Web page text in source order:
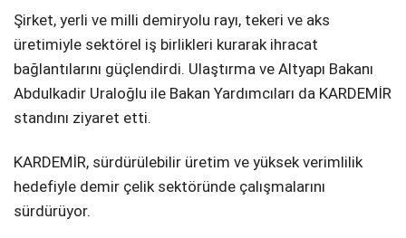
Şirket, yerli ve milli demiryolu rayı, tekeri ve aks
üretimiyle sektörel iş birlikleri kurarak ihracat
bağlantılarını güçlendirdi. Ulaştırma ve Altyapı Bakanı
Abdulkadir Uraloğlu ile Bakan Yardımcıları da KARDEMİR
standını ziyaret etti.
KARDEMİR, sürdürülebilir üretim ve yüksek verimlilik
hedefiyle demir çelik sektöründe çalışmalarını
sürdürüyor.